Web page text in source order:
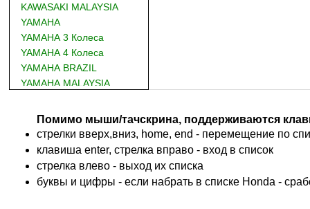
KAWASAKI MALAYSIA
YAMAHA
YAMAHA 3 Колеса
YAMAHA 4 Колеса
YAMAHA BRAZIL
YAMAHA MALAYSIA
BMW
ADIVA
ADLY
Помимо мыши/тачскрина, поддерживаются
стрелки вверх,вниз, home, end - перемещение по
клавиша enter, стрелка вправо - вход в список
cтрелка влево - выход их списка
буквы и цифры - если набрать в списке Honda -